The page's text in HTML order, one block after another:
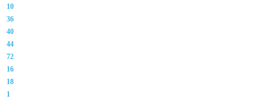
10
36
40
44
72
16
18
1